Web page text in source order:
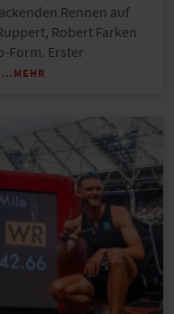
Rennen auf
Robert Farken
Form. Erster
…MEHR